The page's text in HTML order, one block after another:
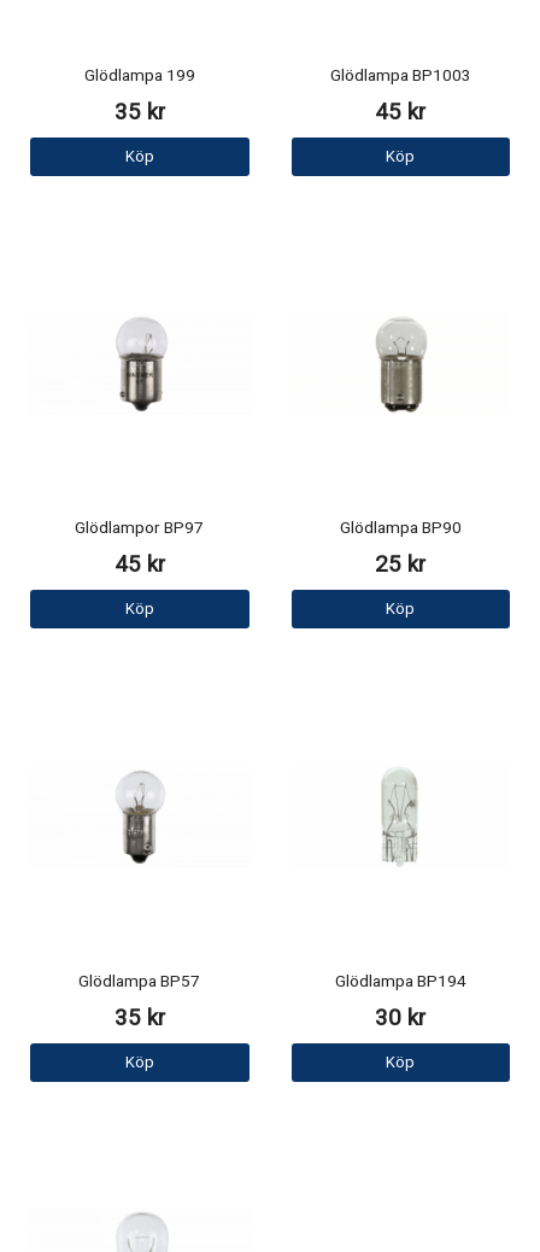
Glödlampa 199
35 kr
Köp
Glödlampa BP1003
45 kr
Köp
Glödlampor BP97
45 kr
Köp
Glödlampa BP90
25 kr
Köp
Glödlampa BP57
35 kr
Köp
Glödlampa BP194
30 kr
Köp